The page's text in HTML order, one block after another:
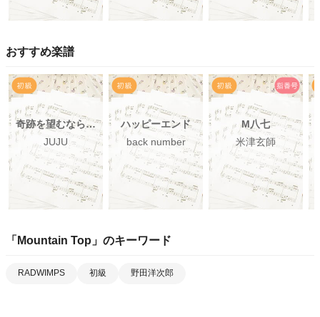
おすすめ楽譜
奇跡を望むなら…
JUJU
ハッピーエンド
back number
M八七
米津玄師
「 Mountain Top 」のキーワード
RADWIMPS 初級 野田洋次郎